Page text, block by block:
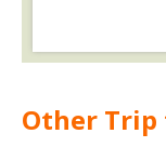
Other Trip